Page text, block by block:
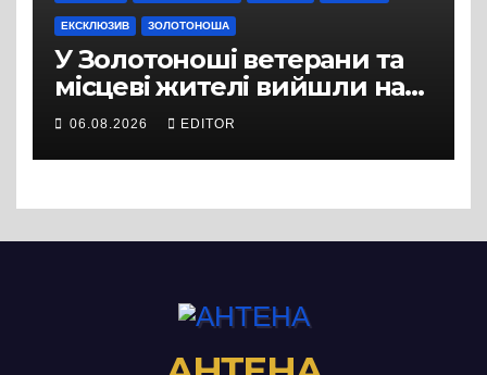
ЕКСКЛЮЗИВ ЗОЛОТОНОША
У Золотоноші ветерани та
місцеві жителі вийшли на
протест до стін
підприємства ТОВ «Омега
Три», що займається
06.08.2026 EDITOR